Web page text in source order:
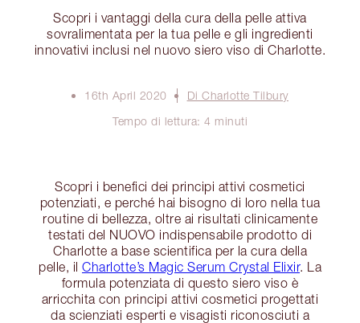
Scopri i vantaggi della cura della pelle attiva
sovralimentata per la tua pelle e gli ingredienti
innovativi inclusi nel nuovo siero viso di Charlotte.
16th April 2020
Di Charlotte Tilbury
Tempo di lettura: 4 minuti
Scopri i benefici dei principi attivi cosmetici
potenziati, e perché hai bisogno di loro nella tua
routine di bellezza, oltre ai risultati clinicamente
testati del NUOVO indispensabile prodotto di
Charlotte a base scientifica per la cura della
pelle, il Charlotte’s Magic Serum Crystal Elixir. La
formula potenziata di questo siero viso è
arricchita con principi attivi cosmetici progettati
da scienziati esperti e visagisti riconosciuti a